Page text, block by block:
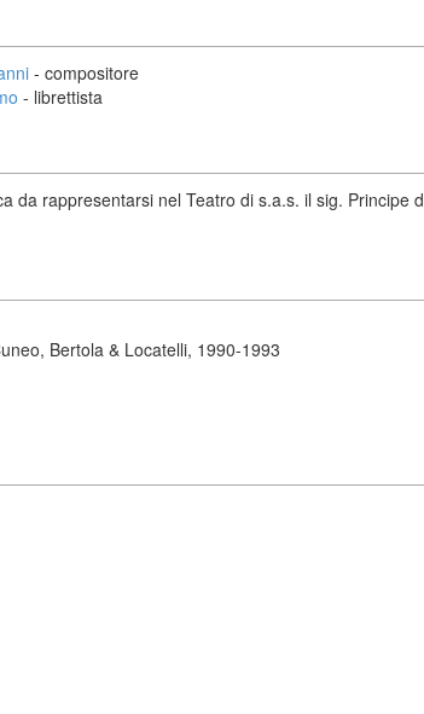
- compositore
- librettista
da rappresentarsi nel Teatro di s.a.s. il sig.
Bertola & Locatelli, 1990-1993